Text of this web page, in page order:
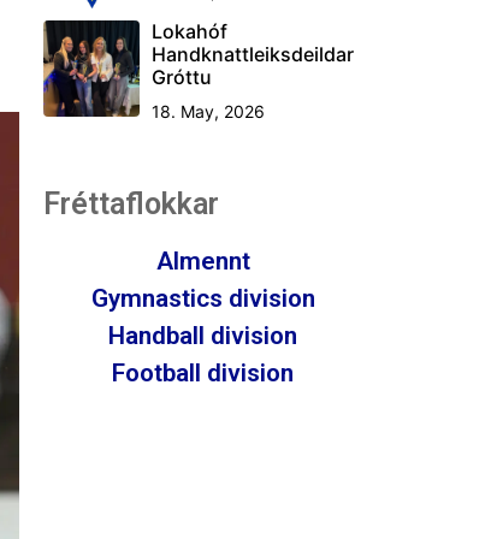
Lokahóf
Handknattleiksdeildar
Gróttu
18. May, 2026
Fréttaflokkar
Almennt
Gymnastics division
Handball division
Football division